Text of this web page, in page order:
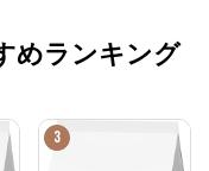
めランキング
3